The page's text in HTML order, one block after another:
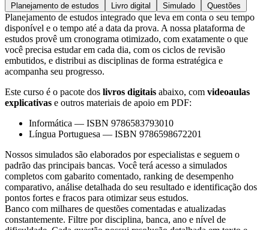
Planejamento de estudos Livro digital Simulado Questões
Planejamento de estudos integrado que leva em conta o seu tempo
disponível e o tempo até a data da prova. A nossa plataforma de
estudos provê um cronograma otimizado, com exatamente o que
você precisa estudar em cada dia, com os ciclos de revisão
embutidos, e distribui as disciplinas de forma estratégica e
acompanha seu progresso.
Este curso é o pacote dos livros digitais abaixo, com videoaulas
explicativas e outros materiais de apoio em PDF:
Informática — ISBN 9786583793010
Língua Portuguesa — ISBN 9786598672201
Nossos simulados são elaborados por especialistas e seguem o
padrão das principais bancas. Você terá acesso a simulados
completos com gabarito comentado, ranking de desempenho
comparativo, análise detalhada do seu resultado e identificação dos
pontos fortes e fracos para otimizar seus estudos.
Banco com milhares de questões comentadas e atualizadas
constantemente. Filtre por disciplina, banca, ano e nível de